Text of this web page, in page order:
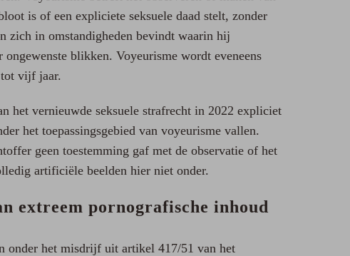
is of een expliciete seksuele daad stelt, zonder
zich in omstandigheden bevindt waarin hij
blikken. Voyeurisme wordt eveneens
tot vijf jaar.
het vernieuwde seksuele strafrecht in 2022 expliciet
het toepassingsgebied van voyeurisme vallen.
geen toestemming gaf met de observatie of het
artificiële beelden hier niet onder.
extreem pornografische inhoud
onder het misdrijf uit artikel 417/51 van het